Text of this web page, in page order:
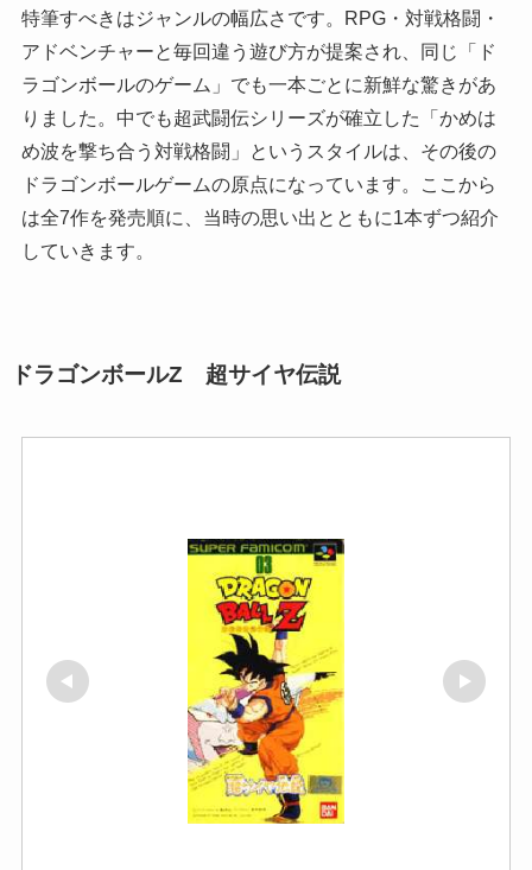
特筆すべきはジャンルの幅広さです。RPG・対戦格闘・
アドベンチャーと毎回違う遊び方が提案され、同じ「ド
ラゴンボールのゲーム」でも一本ごとに新鮮な驚きがあ
りました。中でも超武闘伝シリーズが確立した「かめは
め波を撃ち合う対戦格闘」というスタイルは、その後の
ドラゴンボールゲームの原点になっています。ここから
は全7作を発売順に、当時の思い出とともに1本ずつ紹介
していきます。
ドラゴンボールZ 超サイヤ伝説